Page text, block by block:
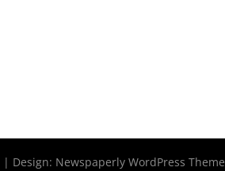
| Design: Newspaperly WordPress Theme